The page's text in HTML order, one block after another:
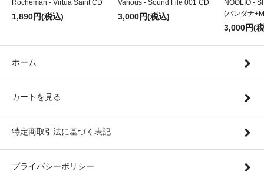
Rocheman - Virtua Saint CD
1,890円(税込)
Various - Sound File 001 CD
3,000円(税込)
NOOLIO -
(バンダナ
3,000円(
ホーム
カートを見る
特定商取引法に基づく表記
プライバシーポリシー